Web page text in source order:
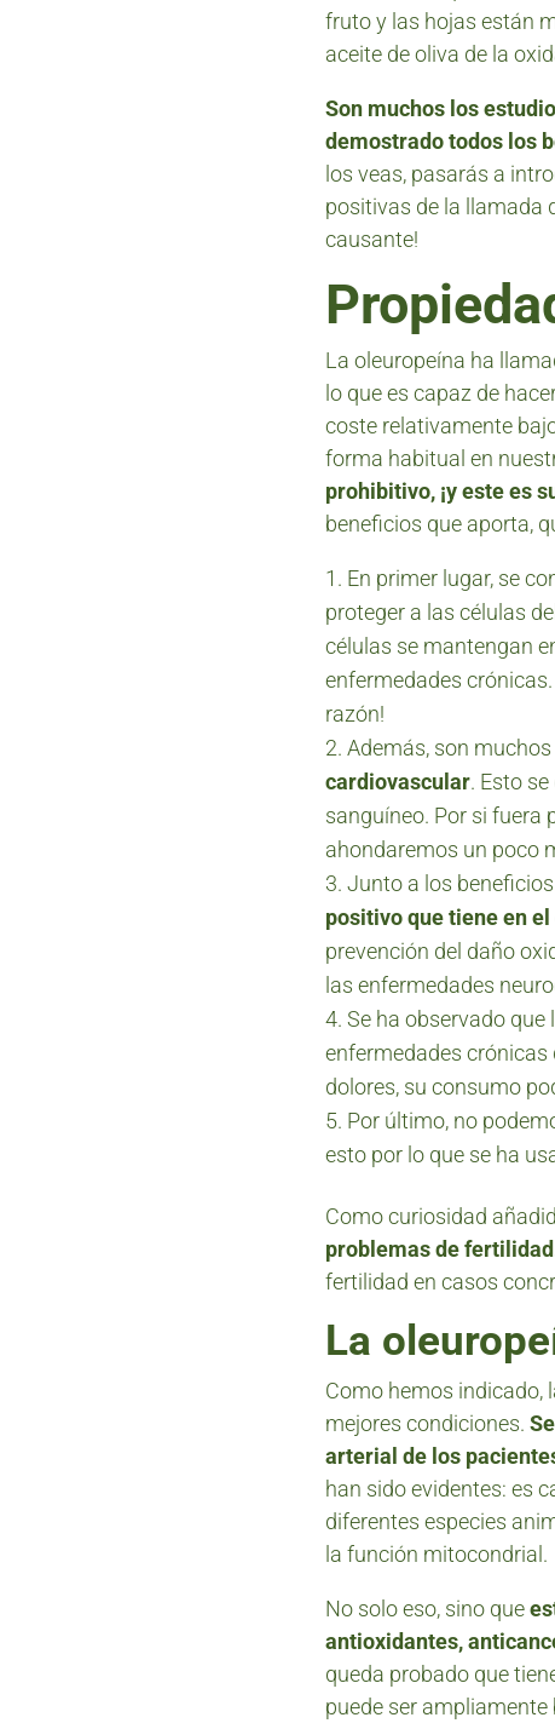
fruto y las hojas están
aceite de oliva de la
Son muchos los
demostrado todos los
los veas, pasarás a
positivas de la llamada
causante!
La oleuropeína ha
lo que es capaz de
coste relativamente
forma habitual en
prohibitivo, ¡y este es
beneficios que aporta,
En primer lugar, se
proteger a las células
células se mantengan
enfermedades
razón!
Además, son
cardiovascular. Esto
sanguíneo. Por si fuera
ahondaremos un poco
Junto a los
positivo que tiene en
prevención del daño
las enfermedades
Se ha observado que
enfermedades crónicas
dolores, su consumo
Por último, no
esto por lo que se ha
Como curiosidad
problemas de
fertilidad en casos
La
Como hemos indicado,
mejores condiciones.
arterial de los
han sido evidentes: es
diferentes especies
la función mitocondrial.
No solo eso, sino que
antioxidantes,
queda probado que
puede ser